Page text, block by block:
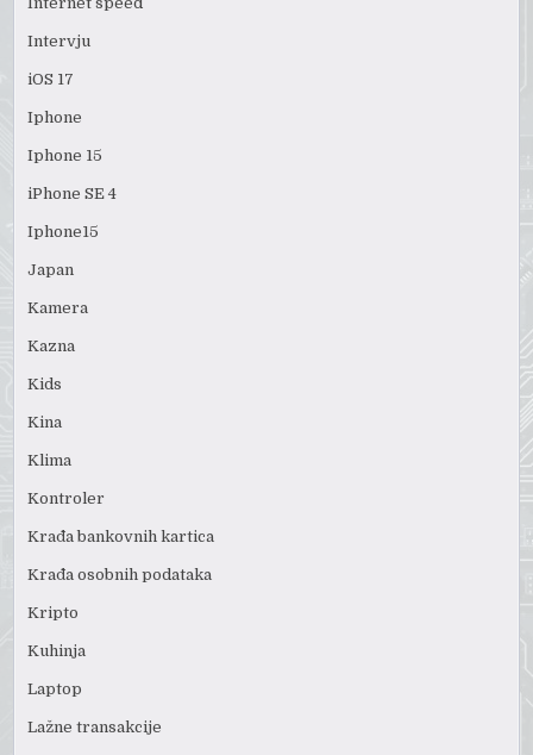
Intervju
iOS 17
Iphone
Iphone 15
iPhone SE 4
Iphone15
Japan
Kamera
Kazna
Kids
Kina
Klima
Kontroler
Krađa bankovnih kartica
Krađa osobnih podataka
Kripto
Kuhinja
Laptop
Lažne transakcije